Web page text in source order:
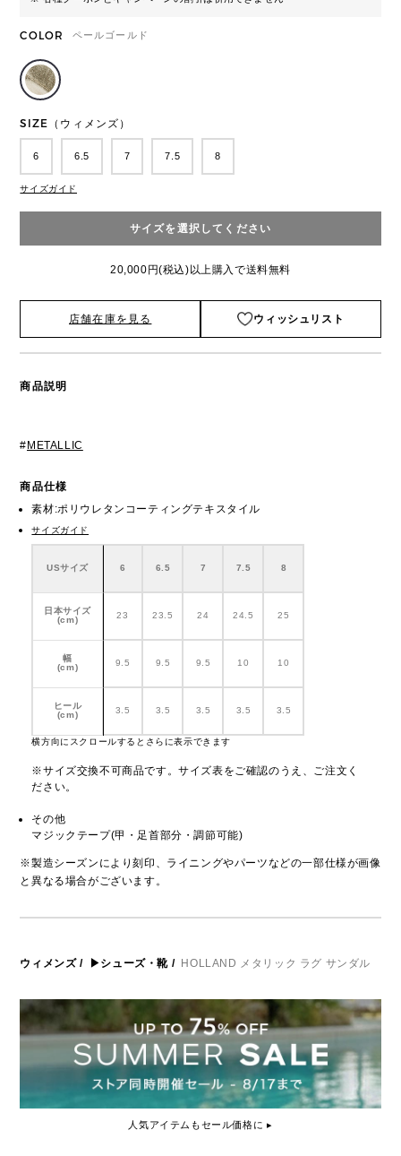
COLOR ペールゴールド
SIZE（ウィメンズ）
6 6.5 7 7.5 8
サイズガイド
サイズを選択してください
20,000円(税込)以上購入で送料無料
店舗在庫を見る ウィッシュリスト
商品説明
# METALLIC
商品仕様
素材:ポリウレタンコーティングテキスタイル
サイズガイド
USサイズ 6 6.5 7 7.5 8
日本サイズ
(cm)
23 23.5 24 24.5 25
幅
(cm)
9.5 9.5 9.5 10 10
ヒール
(cm)
3.5 3.5 3.5 3.5 3.5
横方向にスクロールするとさらに表示できます
※サイズ交換不可商品です。サイズ表をご確認のうえ、ご注文く
ださい。
その他
マジックテープ(甲・足首部分・調節可能)
※製造シーズンにより刻印、ライニングやパーツなどの一部仕様が画像
と異なる場合がございます。
ウィメンズ/ ▶シューズ・靴 / HOLLAND メタリック ラグ サンダル
人気アイテムもセール価格に ▸